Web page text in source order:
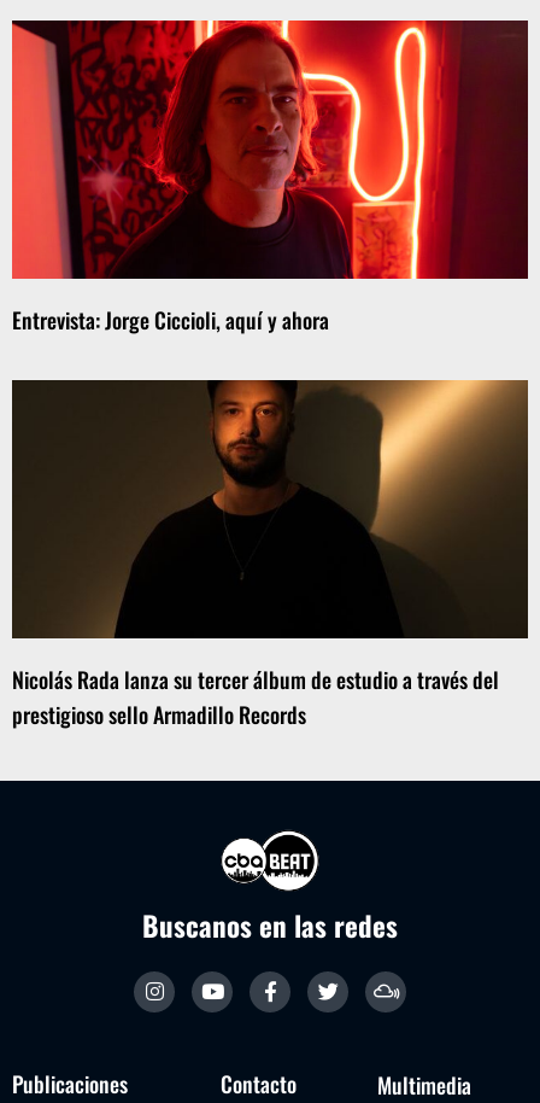
Entrevista: Jorge Ciccioli, aquí y ahora
Nicolás Rada lanza su tercer álbum de estudio a través del
prestigioso sello Armadillo Records
Buscanos en las redes
Publicaciones Contacto Multimedia